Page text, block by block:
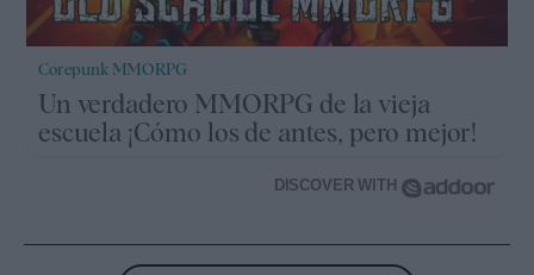
Corepunk MMORPG
Un verdadero MMORPG de la vieja
escuela ¡Cómo los de antes, pero mejor!
DISCOVER WITH